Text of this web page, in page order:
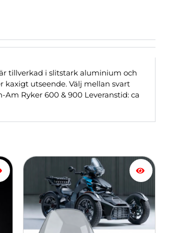
tillverkad i slitstark aluminium och
utseende. Välj mellan svart
Ryker 600 & 900 Leveranstid: ca
Den
produkten
har
flera
varianter.
De